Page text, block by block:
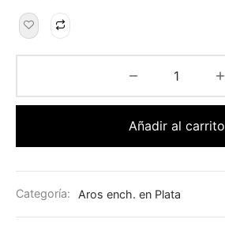
Añadir al carrito
Categoría: Aros ench. en Plata